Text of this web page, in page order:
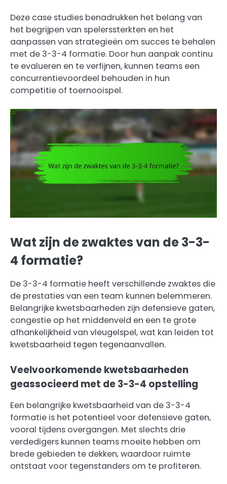
Deze case studies benadrukken het belang van
het begrijpen van spelerssterkten en het
aanpassen van strategieën om succes te behalen
met de 3-3-4 formatie. Door hun aanpak continu
te evalueren en te verfijnen, kunnen teams een
concurrentievoordeel behouden in hun
competitie of toernooispel.
Wat zijn de zwaktes van de 3-3-
4 formatie?
De 3-3-4 formatie heeft verschillende zwaktes die
de prestaties van een team kunnen belemmeren.
Belangrijke kwetsbaarheden zijn defensieve gaten,
congestie op het middenveld en een te grote
afhankelijkheid van vleugelspel, wat kan leiden tot
kwetsbaarheid tegen tegenaanvallen.
Veelvoorkomende kwetsbaarheden
geassocieerd met de 3-3-4 opstelling
Een belangrijke kwetsbaarheid van de 3-3-4
formatie is het potentieel voor defensieve gaten,
vooral tijdens overgangen. Met slechts drie
verdedigers kunnen teams moeite hebben om
brede gebieden te dekken, waardoor ruimte
ontstaat voor tegenstanders om te profiteren.